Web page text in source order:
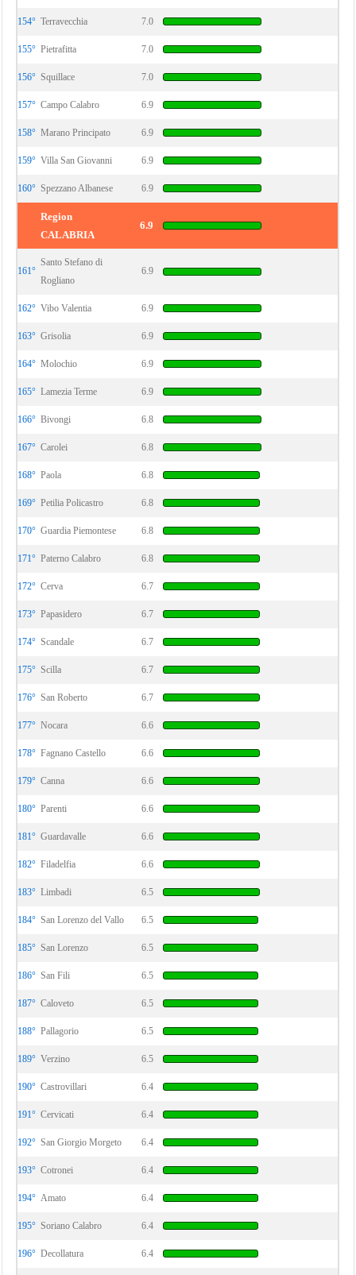
154° Terravecchia 7.0
155° Pietrafitta 7.0
156° Squillace 7.0
157° Campo Calabro 6.9
158° Marano Principato 6.9
159° Villa San Giovanni 6.9
160° Spezzano Albanese 6.9
Region
CALABRIA
6.9
161°
Santo Stefano di
Rogliano
6.9
162° Vibo Valentia 6.9
163° Grisolia 6.9
164° Molochio 6.9
165° Lamezia Terme 6.9
166° Bivongi 6.8
167° Carolei 6.8
168° Paola 6.8
169° Petilia Policastro 6.8
170° Guardia Piemontese 6.8
171° Paterno Calabro 6.8
172° Cerva 6.7
173° Papasidero 6.7
174° Scandale 6.7
175° Scilla 6.7
176° San Roberto 6.7
177° Nocara 6.6
178° Fagnano Castello 6.6
179° Canna 6.6
180° Parenti 6.6
181° Guardavalle 6.6
182° Filadelfia 6.6
183° Limbadi 6.5
184° San Lorenzo del Vallo 6.5
185° San Lorenzo 6.5
186° San Fili 6.5
187° Caloveto 6.5
188° Pallagorio 6.5
189° Verzino 6.5
190° Castrovillari 6.4
191° Cervicati 6.4
192° San Giorgio Morgeto 6.4
193° Cotronei 6.4
194° Amato 6.4
195° Soriano Calabro 6.4
196° Decollatura 6.4